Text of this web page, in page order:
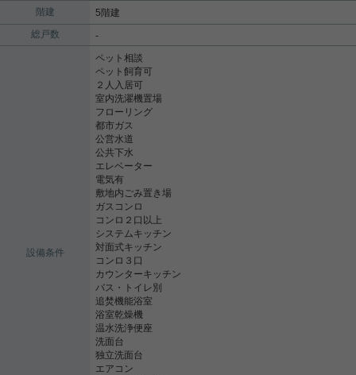
階建
5階建
総戸数
-
設備条件
ペット相談
ペット飼育可
２人入居可
室内洗濯機置場
フローリング
都市ガス
公営水道
公共下水
エレベーター
電気有
敷地内ごみ置き場
ガスコンロ
コンロ２口以上
システムキッチン
対面式キッチン
コンロ３口
カウンターキッチン
バス・トイレ別
追焚機能浴室
浴室乾燥機
温水洗浄便座
洗面台
独立洗面台
エアコン